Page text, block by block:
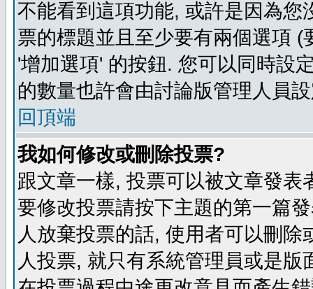
不能看到這項功能, 或許是因為
票的標題並且至少要有兩個選項
'增加選項' 的按鈕. 您可以同時設
的數量也許會由討論版管理人員
回頂端
我如何修改或刪除投票?
跟文章一樣, 投票可以被文章發
要修改投票請按下主題的第一篇
人放棄投票的話, 使用者可以刪
人投票, 就只有系統管理員或是